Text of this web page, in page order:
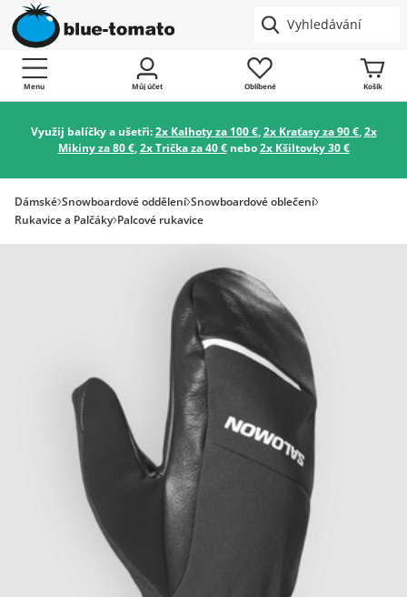
Menu Můj účet Oblíbené Košík
Využij balíčky a ušetři:2x Kalhoty za 100 €,2x Kraťasy za 90 €,2x
Mikiny za 80 €,2x Trička za 40 €nebo2x Kšiltovky 30 €
Dámské Snowboardové oddělení Snowboardové oblečení
Rukavice a Palčáky Palcové rukavice